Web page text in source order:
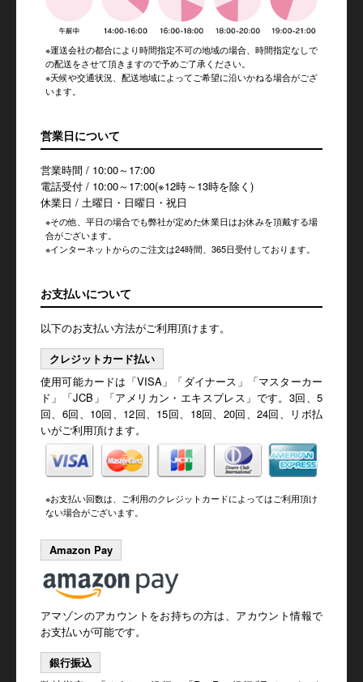
※運送会社の都合により時間指定不可の地域の場合、時間指定なしで
の配送をさせて頂きますので予めご了承ください。
※天候や交通状況、配送地域によってご希望に沿いかねる場合がござ
います。
営業日について
営業時間 / 10:00～17:00
電話受付 / 10:00～17:00(※12時～13時を除く)
休業日 / 土曜日・日曜日・祝日
※その他、平日の場合でも弊社が定めた休業日はお休みを頂戴する場
合がございます。
※インターネットからのご注文は24時間、365日受付しております。
お支払いについて
以下のお支払い方法がご利用頂けます。
クレジットカード払い
使用可能カードは「VISA」「ダイナース」「マスターカー
ド」「JCB」「アメリカン・エキスプレス」です。3回、5
回、6回、10回、12回、15回、18回、20回、24回、リボ払
いがご利用頂けます。
※お支払い回数は、ご利用のクレジットカードによってはご利用頂け
ない場合がございます。
Amazon Pay
アマゾンのアカウントをお持ちの方は、アカウント情報で
お支払いが可能です。
銀行振込